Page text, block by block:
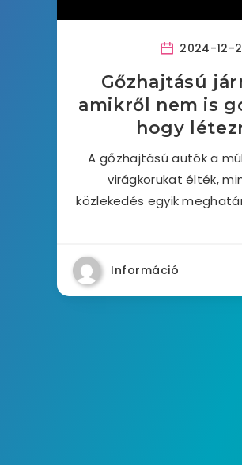
2024-12-
Gőzhajtású
amikről nem is
hogy
A gőzhajtású autók a
virágkorukat élték,
közlekedés egyik
Információ